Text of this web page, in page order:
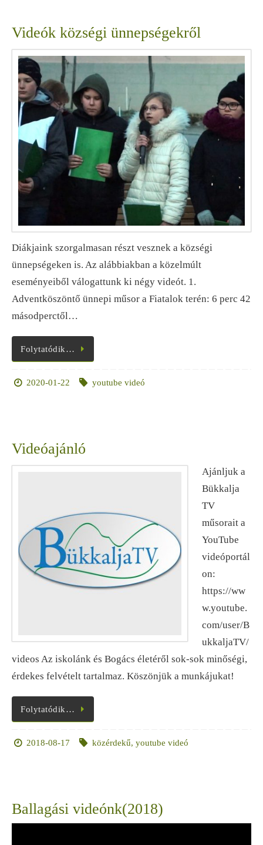
Videók községi ünnepségekről
Diákjaink szorgalmasan részt vesznek a községi
ünnepségeken is. Az alábbiakban a közelmúlt
eseményeiből válogattunk ki négy videót. 1.
Adventköszöntő ünnepi műsor a Fiatalok terén: 6 perc 42
másodperctől…
Folytatódik…
2020-01-22 youtube videó
Videóajánló
Ajánljuk a
Bükkalja
TV
műsorait a
YouTube
videóportál
on:
https://ww
w.youtube.
com/user/B
ukkaljaTV/
videos Az iskolánk és Bogács életéről sok-sok minőségi,
érdekes felvételt tartalmaz. Köszönjük a munkájukat!
Folytatódik…
2018-08-17 közérdekű, youtube videó
Ballagási videónk(2018)